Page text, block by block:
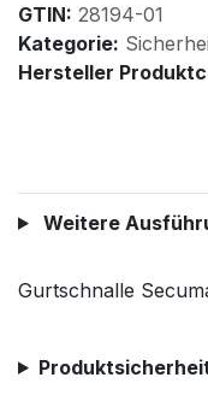
GTIN: 28194-01
Kategorie:
Hersteller
Weitere
Gurtschnalle